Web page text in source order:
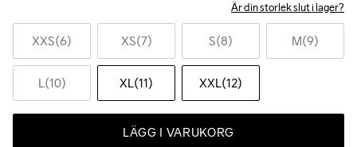
Är din storlek slut i lager?
XXS(6) XS(7) S(8) M(9)
L(10) XL(11) XXL(12)
LÄGG I VARUKORG